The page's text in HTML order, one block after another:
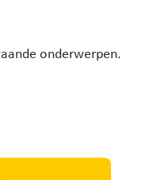
onderwerpen.